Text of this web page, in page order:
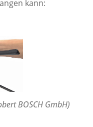
kann:
BOSCH GmbH)